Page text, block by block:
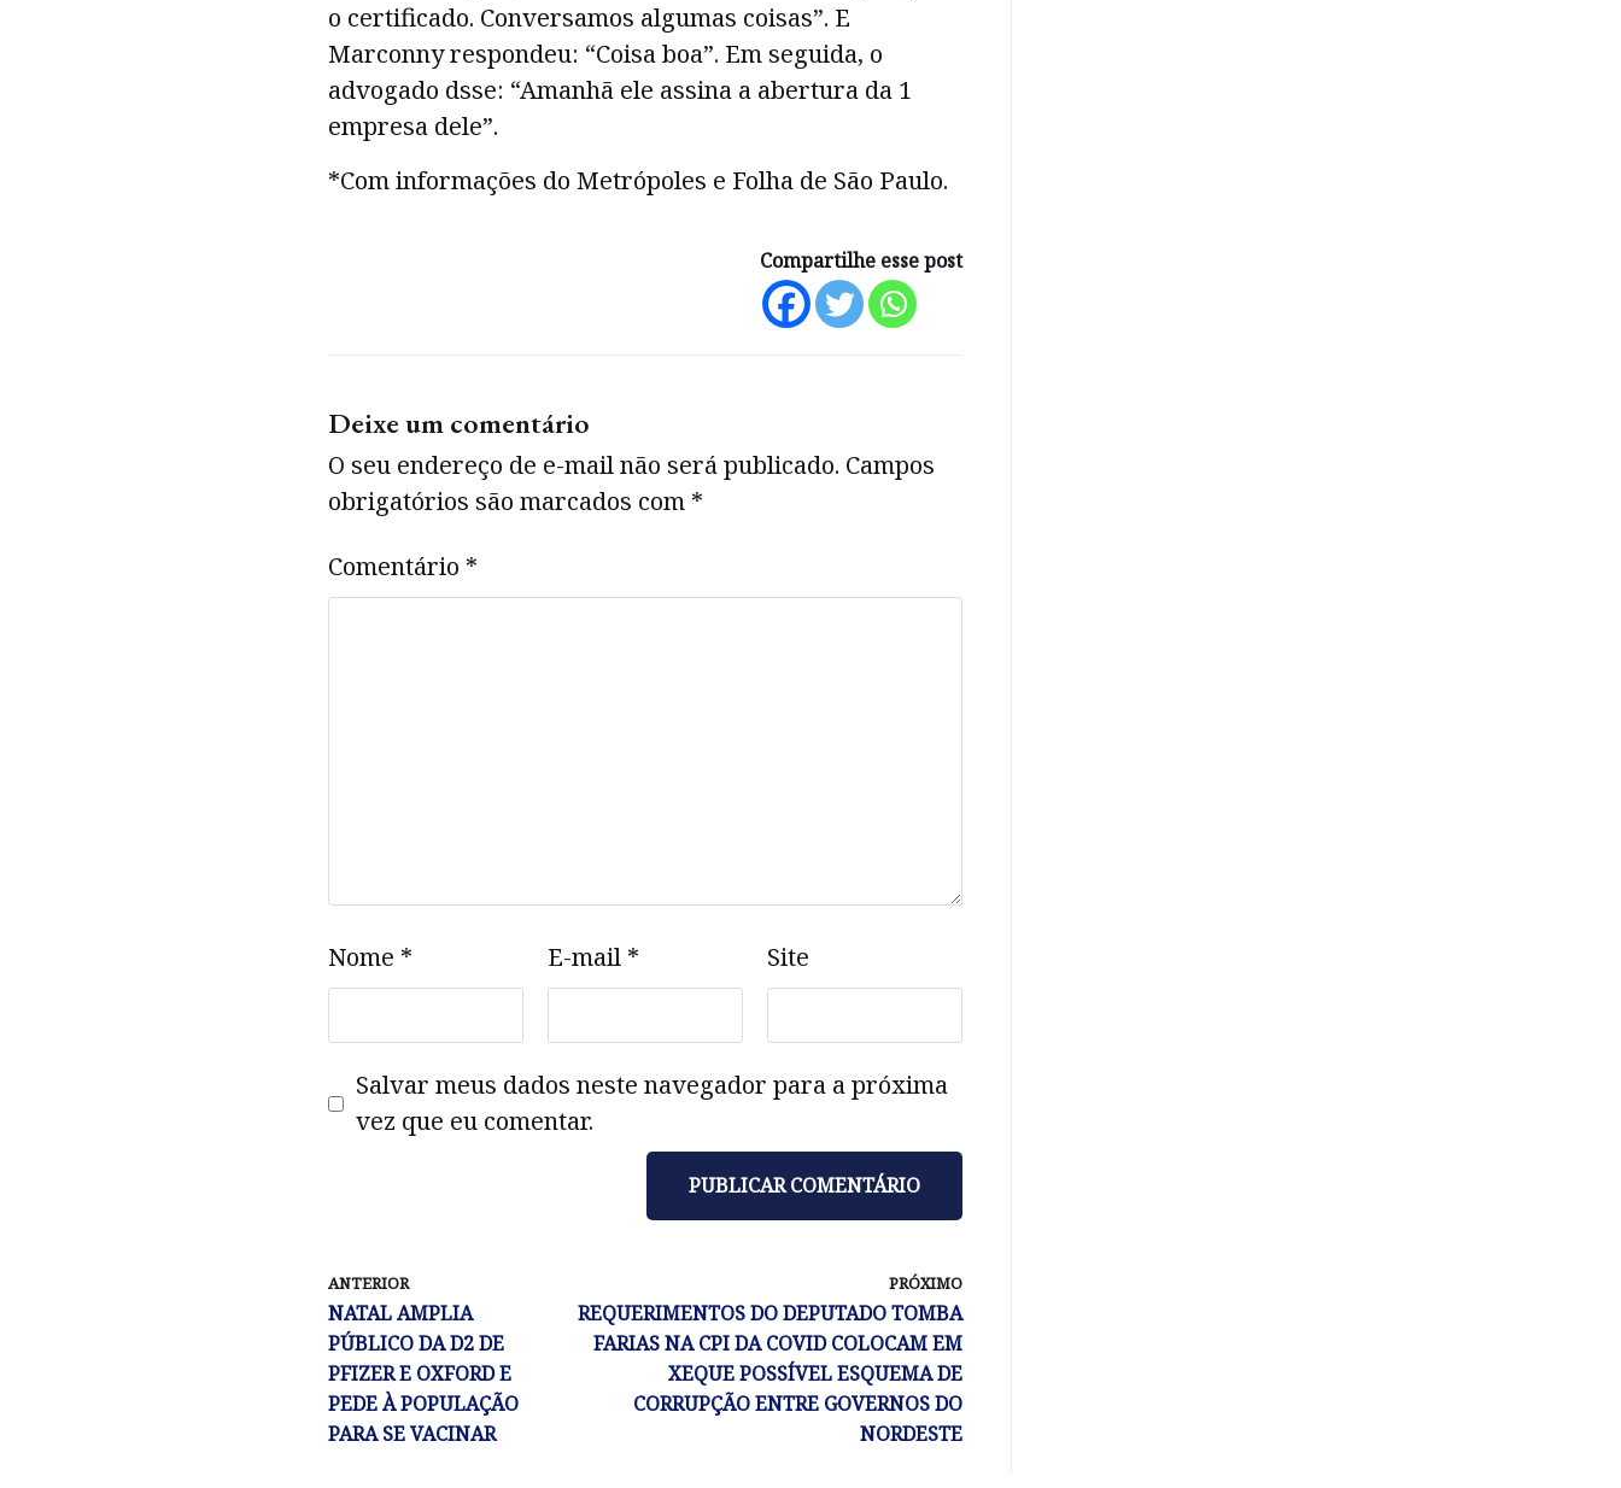
o certificado. Conversamos algumas coisas”. E
Marconny respondeu: “Coisa boa”. Em seguida, o
advogado dsse: “Amanhã ele assina a abertura da 1
empresa dele”.
*Com informações do Metrópoles e Folha de São Paulo.
Compartilhe esse post
Deixe um comentário
O seu endereço de e-mail não será publicado. Campos
obrigatórios são marcados com *
Comentário *
Nome * E-mail * Site
Salvar meus dados neste navegador para a próxima
vez que eu comentar.
ANTERIOR
NATAL AMPLIA
PÚBLICO DA D2 DE
PFIZER E OXFORD E
PEDE À POPULAÇÃO
PARA SE VACINAR
PRÓXIMO
REQUERIMENTOS DO DEPUTADO TOMBA
FARIAS NA CPI DA COVID COLOCAM EM
XEQUE POSSÍVEL ESQUEMA DE
CORRUPÇÃO ENTRE GOVERNOS DO
NORDESTE